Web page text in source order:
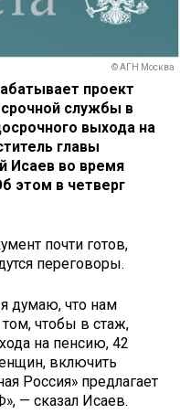
© АГН Москва
проект
службы в
выхода на
главы
Исаев во время
этом в четверг
почти готов,
переговоры.
думаю, что нам
том, чтобы в стаж,
на пенсию, 42
включить
Россия» предлагает
— сказал Исаев.